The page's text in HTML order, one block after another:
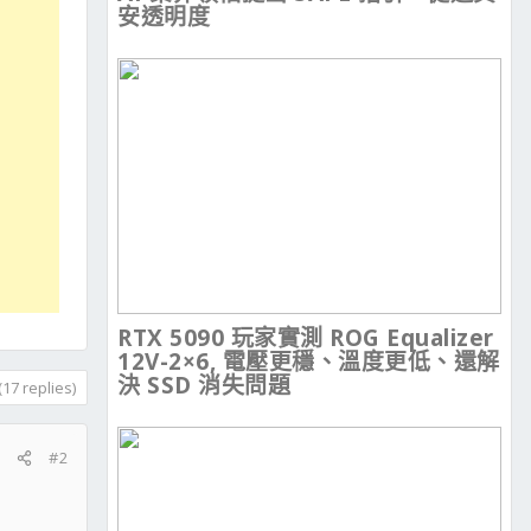
replies)
#2
安透明度
RTX 5090 玩家實測 ROG Equalizer
12V-2×6, 電壓更穩、溫度更低、還解
決 SSD 消失問題